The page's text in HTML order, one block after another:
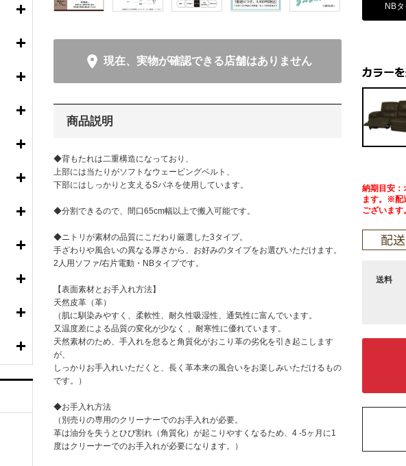
現在、実物が確認できる店舗はありません
商品説明
◆背もたれは二重構造になっており、
上部には当たりがソフトなウェービングベルト、
下部にはしっかりと支えるSバネを使用しています。
◆分割できるので、間口65cm幅以上で搬入可能です。
◆ニトリが素材の品質にこだわり厳選した3タイプ。
手ざわりや風合いの異なる厚さから、お好みのタイプをお選びいただけます。
2人用ソファ/右片電動・NBタイプです。
【表面素材とお手入れ方法】
天然皮革（革）
（肌に馴染みやすく、柔軟性、耐久性吸湿性、通気性に富んでいます。
又温度差による品質の変化が少なく 、耐寒性に優れています。
天然素材のため、手入れを怠ると角質化がおこり革の劣化を引き起こします
が、
しっかりお手入れいただくと、長く革本来の風合いをお楽しみいただけるもの
です。）
◆お手入れ方法
（別売りの専用のクリーナーでのお手入れが必要。
革は油分を失うとひび割れ（角質化）が起こりやすくなるため、4 -5ヶ月に1
度はクリーナーでのお手入れが必要になります。）
NB
納期目安：
ます。※配
ございます
送料